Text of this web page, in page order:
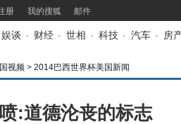
册 我的搜狐 邮件
娱谈 - 财经 - 世相 - 科技 - 汽车 - 房
视频 > 2014巴西世界杯美国新闻
:道德沦丧的标志